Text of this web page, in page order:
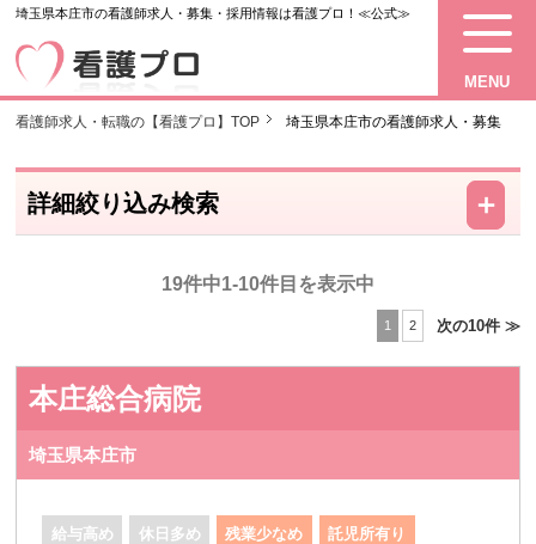
埼玉県本庄市の看護師求人・募集・採用情報は看護プロ！≪公式≫
MENU
看護師求人・転職の【看護プロ】TOP 埼玉県本庄市の看護師求人・募集
詳細絞り込み検索 －
＋
19件中1-10件目を表示中
1 2 次の10件 ≫
本庄総合病院
埼玉県本庄市
給与高め 休日多め 残業少なめ 託児所有り